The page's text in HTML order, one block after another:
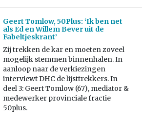
Geert Tomlow, 50Plus: ‘Ik ben net
als Ed en Willem Bever uit de
Fabeltjeskrant’
Zij trekken de kar en moeten zoveel
mogelijk stemmen binnenhalen. In
aanloop naar de verkiezingen
interviewt DHC de lijsttrekkers. In
deel 3: Geert Tomlow (67), mediator &
medewerker provinciale fractie
50plus.